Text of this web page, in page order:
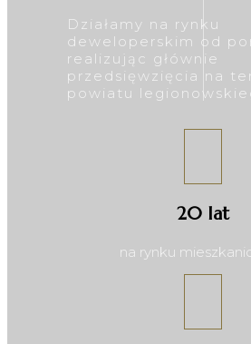
Działamy na rynku
deweloperskim od
realizując głównie
przedsięwzięcia na
powiatu
20 lat
na rynku